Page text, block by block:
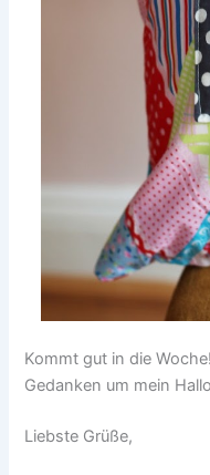
Kommt gut in die
Gedanken um mein
Liebste Grüße,